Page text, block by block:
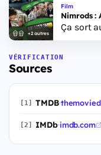
+2 autres
Film
Nimrods :
Ça sort
VÉRIFICATION
Sources
[1] TMDB·
[2] IMDb·imdb.com